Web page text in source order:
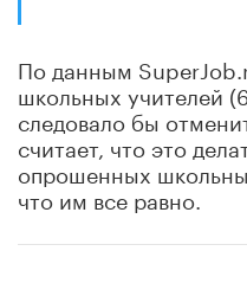
По данным
школьных учителей
следовало бы
считает, что это
опрошенных
что им все равно.